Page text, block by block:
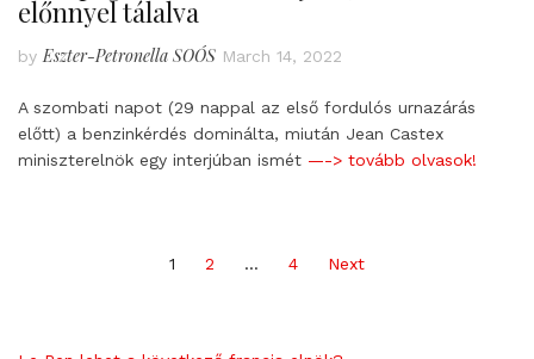
előnnyel tálalva
by Eszter-Petronella SOÓS March 14, 2022
A szombati napot (29 nappal az első fordulós urnazárás
előtt) a benzinkérdés dominálta, miután Jean Castex
miniszterelnök egy interjúban ismét —-> tovább olvasok!
1 2 … 4 Next